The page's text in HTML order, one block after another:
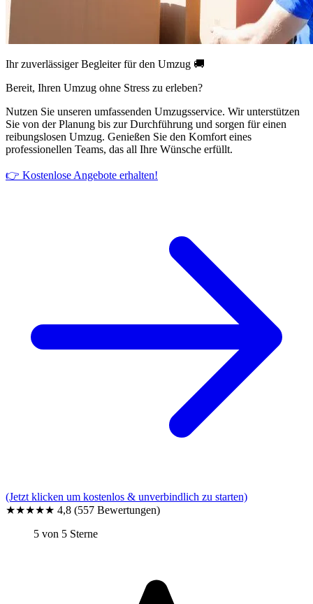
Ihr zuverlässiger Begleiter für den Umzug 🚚
Bereit, Ihren Umzug ohne Stress zu erleben?
Nutzen Sie unseren umfassenden Umzugsservice. Wir unterstützen
Sie von der Planung bis zur Durchführung und sorgen für einen
reibungslosen Umzug. Genießen Sie den Komfort eines
professionellen Teams, das all Ihre Wünsche erfüllt.
👉 Kostenlose Angebote erhalten!
(Jetzt klicken um kostenlos & unverbindlich zu starten)
★★★★★ 4,8 (557 Bewertungen)
5 von 5 Sterne